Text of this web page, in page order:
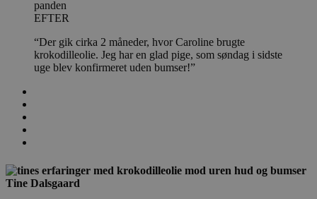
EFTER
“Der gik cirka 2 måneder, hvor Caroline brugte
krokodilleolie. Jeg har en glad pige, som søndag i sidste
uge blev konfirmeret uden bumser!”
Tine Dalsgaard